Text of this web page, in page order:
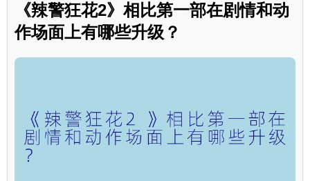
《辣警狂花2》相比第一部在剧情和动
作场面上有哪些升级？